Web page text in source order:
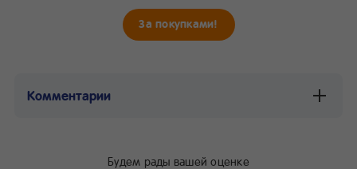
За покупками!
Комментарии
Будем рады вашей оценке